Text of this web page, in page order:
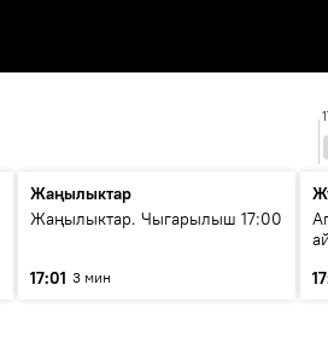
Жаңылыктар
Жаңылыктар. Чыгарылыш 17:00
17:01 3 мин